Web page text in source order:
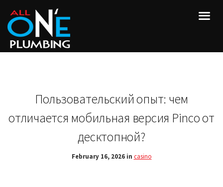
Пользовательский опыт: чем
отличается мобильная версия Pinco от
десктопной?
February 16, 2026 in casino